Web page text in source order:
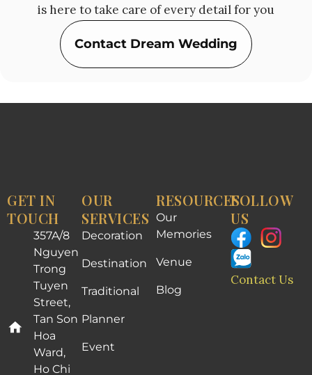
is here to take care of every detail for you
Contact Dream Wedding
GET IN
TOUCH
357A/8
Nguyen
Trong
Tuyen
Street,
Tan Son
Hoa
Ward,
Ho Chi
OUR
SERVICES
Decoration
Destination
Traditional
Planner
Event
RESOURCES
Our
Memories
Venue
Blog
FOLLOW
US
Contact Us